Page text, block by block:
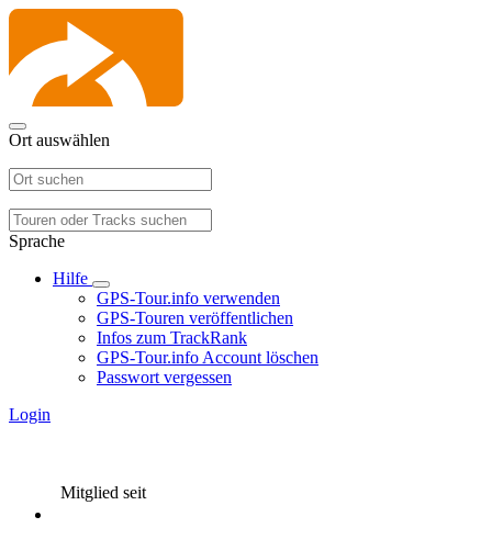
Ort auswählen
Sprache
Hilfe
GPS-Tour.info verwenden
GPS-Touren veröffentlichen
Infos zum TrackRank
GPS-Tour.info Account löschen
Passwort vergessen
Login
Mitglied seit